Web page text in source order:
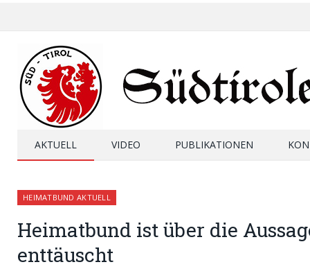
AKTUELL VIDEO PUBLIKATIONEN
HEIMATBUND AKTUELL
Heimatbund ist über die
enttäuscht